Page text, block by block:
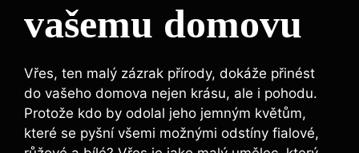
vašemu domovu
Vřes, ten malý zázrak přírody, dokáže přinést
do vašeho domova nejen krásu, ale i pohodu.
Protože kdo by odolal jeho jemným květům,
které se pyšní všemi možnými odstíny fialové,